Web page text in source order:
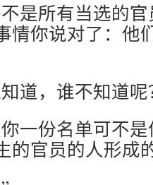
是所有当选的
情你说对了：他
道，谁不知道呢
一份名单可不
的官员的人形成